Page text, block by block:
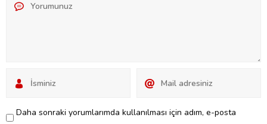
Daha sonraki yorumlarımda kullanılması için adım, e-posta